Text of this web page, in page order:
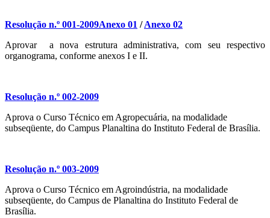
Resolução n.º 001-2009Anexo 01 /Anexo 02
Aprovar a nova estrutura administrativa, com seu respectivo
organograma, conforme anexos I e II.
Resolução n.º 002-2009
Aprova o Curso Técnico em Agropecuária, na modalidade
subseqüente, do Campus Planaltina do Instituto Federal de Brasília.
Resolução n.º 003-2009
Aprova o Curso Técnico em Agroindústria, na modalidade
subseqüente, do Campus de Planaltina do Instituto Federal de
Brasília.